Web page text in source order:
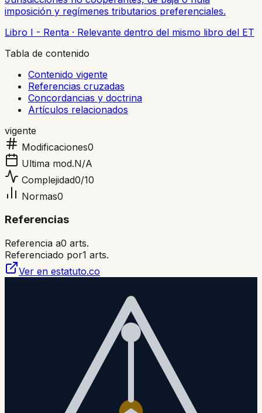
imposición y regímenes tributarios preferenciales.
Libro I - Renta · Relevante dentro del mismo libro del ET
Tabla de contenido
Contenido vigente
Referencias cruzadas
Concordancias y doctrina
Artículos relacionados
vigente
Modificaciones0
Ultima mod.N/A
Complejidad0/10
Normas0
Referencias
Referencia a0 arts.
Referenciado por1 arts.
Ver en estatuto.co